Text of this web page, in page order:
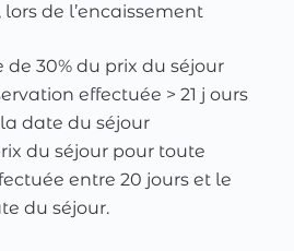
de l’encaissement
de 30% du prix du séjour
effectuée > 21 j ours
date du séjour
du séjour pour toute
entre 20 jours et le
du séjour.